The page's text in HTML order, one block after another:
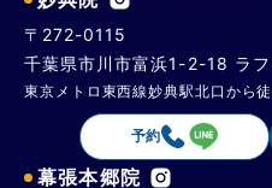
〒272-0115
千葉県市川市富浜1-2-18 ラ
東京メトロ東西線妙典駅北口から
予約
幕張本郷院